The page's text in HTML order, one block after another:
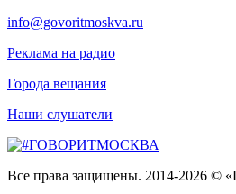
info@govoritmoskva.ru
Реклама на радио
Города вещания
Наши слушатели
Все права защищены. 2014-2026 ©